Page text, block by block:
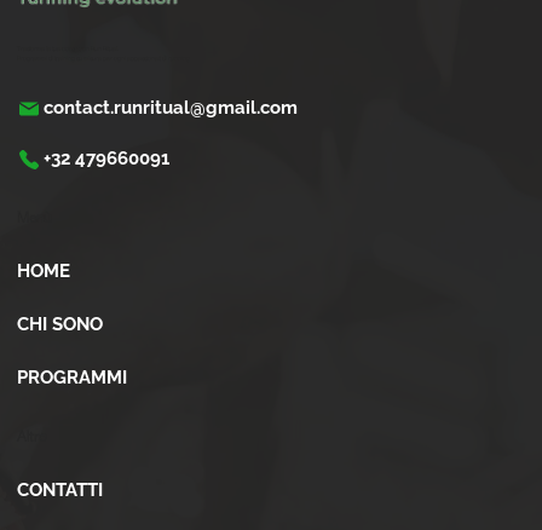
contact.runritual@gmail.com
+32 479660091
HOME
CHI SONO
PROGRAMMI
CONTATTI